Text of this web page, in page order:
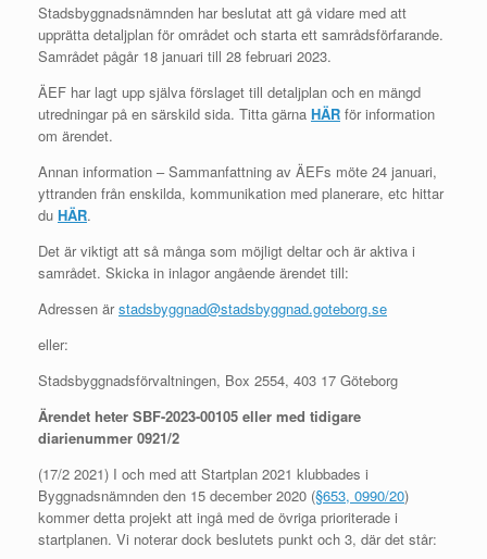
Stadsbyggnadsnämnden har beslutat att gå vidare med att
upprätta detaljplan för området och starta ett samrådsförfarande.
Samrådet pågår 18 januari till 28 februari 2023.
ÄEF har lagt upp själva förslaget till detaljplan och en mängd
utredningar på en särskild sida. Titta gärna HÄR för information
om ärendet.
Annan information – Sammanfattning av ÄEFs möte 24 januari,
yttranden från enskilda, kommunikation med planerare, etc hittar
du HÄR.
Det är viktigt att så många som möjligt deltar och är aktiva i
samrådet. Skicka in inlagor angående ärendet till:
Adressen ärstadsbyggnad@stadsbyggnad.goteborg.se
eller:
Stadsbyggnadsförvaltningen, Box 2554, 403 17 Göteborg
Ärendet heter SBF-2023-00105 eller med tidigare
diarienummer 0921/2
(17/2 2021) I och med att Startplan 2021 klubbades i
Byggnadsnämnden den 15 december 2020 (§653, 0990/20)
kommer detta projekt att ingå med de övriga prioriterade i
startplanen. Vi noterar dock beslutets punkt och 3, där det står: